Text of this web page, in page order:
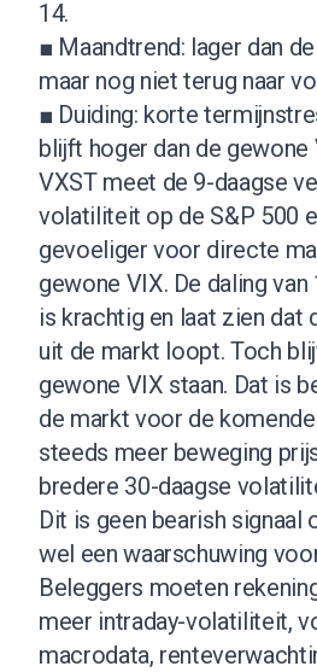
14.
■ Maandtrend: lager dan
maar nog niet terug naar
■ Duiding: korte
blijft hoger dan de gewone
VXST meet de 9-daagse
volatiliteit op de S&P 500
gevoeliger voor directe
gewone VIX. De daling van
is krachtig en laat zien dat
uit de markt loopt. Toch
gewone VIX staan. Dat is
de markt voor de
steeds meer beweging
bredere 30-daagse
Dit is geen bearish signaal
wel een waarschuwing
Beleggers moeten
meer intraday-volatiliteit,
macrodata,